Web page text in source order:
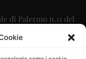
di Palermo n.11 del